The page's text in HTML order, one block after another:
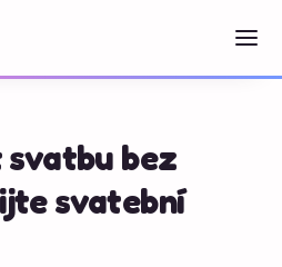
bez
svatební